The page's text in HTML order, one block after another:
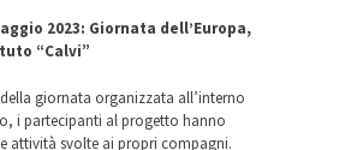
2023: Giornata dell’Europa,
“Calvi”
giornata organizzata all’interno
i partecipanti al progetto hanno
attività svolte ai propri compagni.